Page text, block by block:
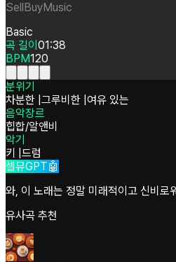
SellBuyMusic
Basic
곡 길이 01:38
BPM120
분위기
차분한 그루비한 여유 있는
음악장르
힙합/알앤비
악기
키 드럼
셀뮤GPT🤖
와, 이 노래는 정말 미래적이고 신비로
유사곡 추천